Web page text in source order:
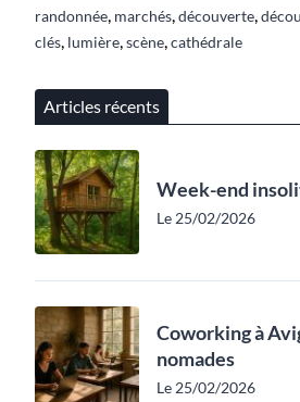
randonnée, marchés,découverte,
clés, lumière,scène,cathédrale
Articles récents
Week-end
Le 25/02/2026
Coworking à
nomades
Le 25/02/2026